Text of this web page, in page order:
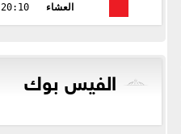
العشاء
20:10
الفيس بوك